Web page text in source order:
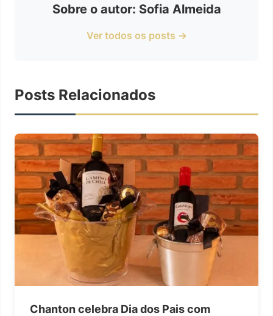
Sobre o autor: Sofia Almeida
Ver todos os posts →
Posts Relacionados
Chanton celebra Dia dos Pais com